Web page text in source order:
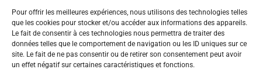
Pour offrir les meilleures expériences, nous utilisons des technologies telles
que les cookies pour stocker et/ou accéder aux informations des appareils.
Le fait de consentir à ces technologies nous permettra de traiter des
données telles que le comportement de navigation ou les ID uniques sur ce
site. Le fait de ne pas consentir ou de retirer son consentement peut avoir
un effet négatif sur certaines caractéristiques et fonctions.
Bicentenaire des découvertes d’André-
Marie Ampère
Mentions légales